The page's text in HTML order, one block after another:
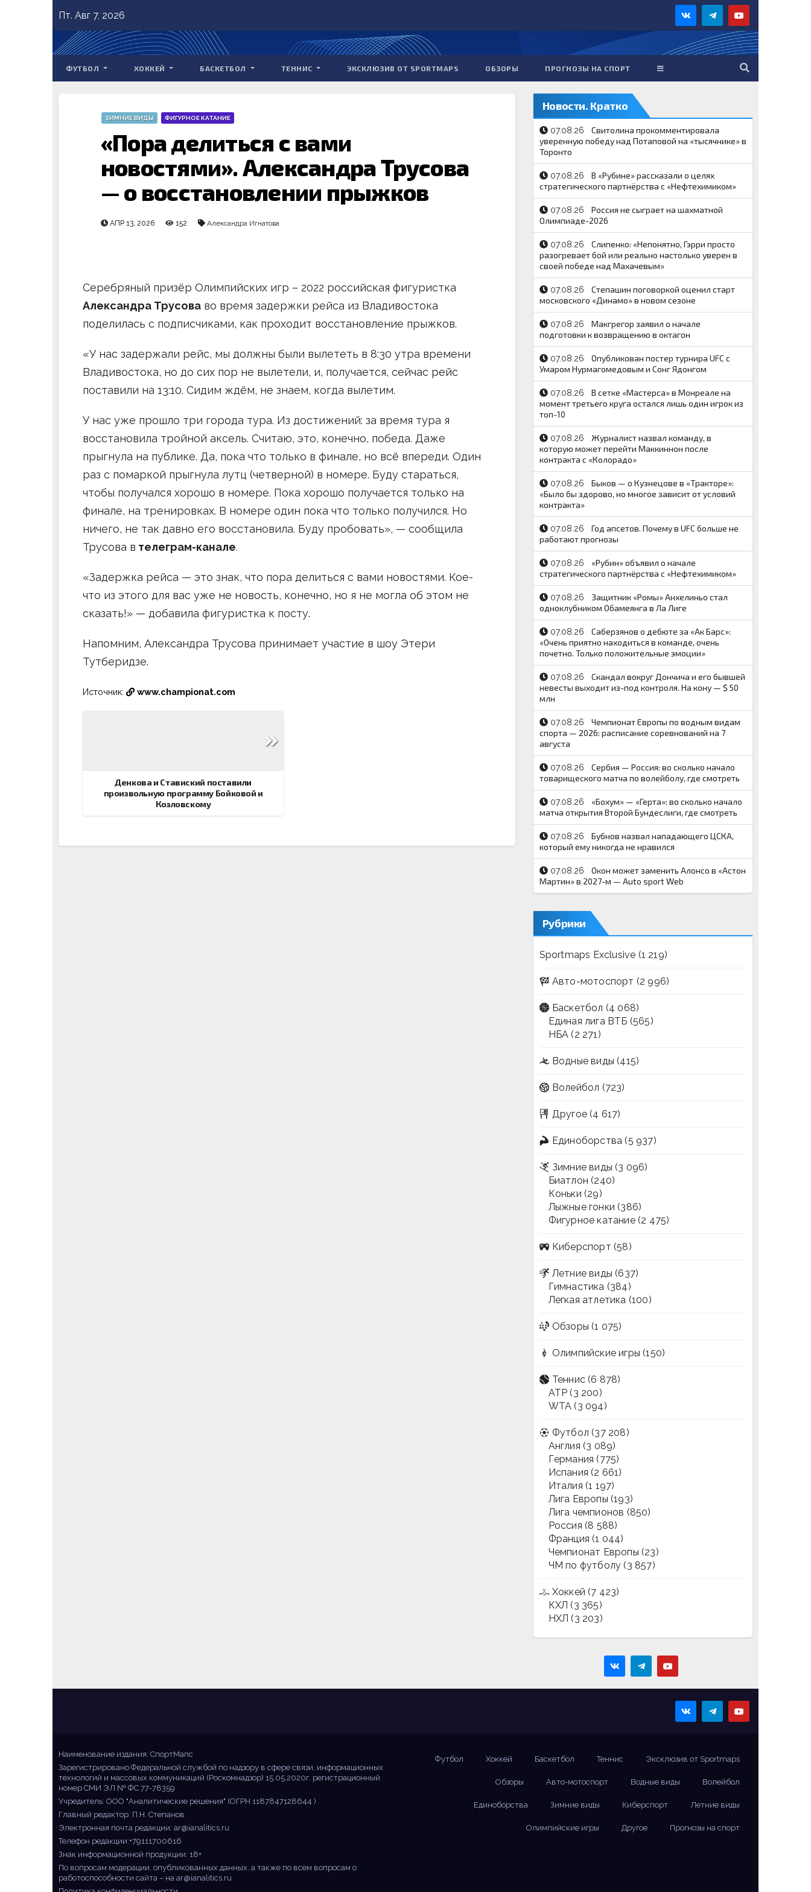
to
content
Пт. Авг 7, 2026
ФУТБОЛ ХОККЕЙ БАСКЕТБОЛ ТЕННИС ЭКСКЛЮЗИВ ОТ SPORTMAPS ОБЗОРЫ ПРОГНОЗЫ НА СПОРТ
ЗИМНИЕ ВИДЫ ФИГУРНОЕ КАТАНИЕ
«Пора делиться с вами
новостями». Александра Трусова
— о восстановлении прыжков
АПР 13, 2026 152 Александра Игнатова
Серебряный призёр Олимпийских игр – 2022 российская фигуристка
Александра Трусова во время задержки рейса из Владивостока
поделилась с подписчиками, как проходит восстановление прыжков.
«У нас задержали рейс, мы должны были вылететь в 8:30 утра времени
Владивостока, но до сих пор не вылетели, и, получается, сейчас рейс
поставили на 13:10. Сидим ждём, не знаем, когда вылетим.
У нас уже прошло три города тура. Из достижений: за время тура я
восстановила тройной аксель. Считаю, это, конечно, победа. Даже
прыгнула на публике. Да, пока что только в финале, но всё впереди. Один
раз с помаркой прыгнула лутц (четверной) в номере. Буду стараться,
чтобы получался хорошо в номере. Пока хорошо получается только на
финале, на тренировках. В номере один пока что только получился. Но
ничего, не так давно его восстановила. Буду пробовать», — сообщила
Трусова в телеграм-канале.
«Задержка рейса — это знак, что пора делиться с вами новостями. Кое-
что из этого для вас уже не новость, конечно, но я не могла об этом не
сказать!» — добавила фигуристка к посту.
Напомним, Александра Трусова принимает участие в шоу Этери
Тутберидзе.
Источник: www.championat.com
Денкова и Ставиский поставили
произвольную программу Бойковой и
Козловскому
Новости. Кратко
07.08.26
Свитолина прокомментировала
уверенную победу над Потаповой на «тысячнике» в
Торонто
07.08.26
В «Рубине» рассказали о целях
стратегического партнёрства с «Нефтехимиком»
07.08.26
Россия не сыграет на шахматной
Олимпиаде-2026
07.08.26
Слипенко: «Непонятно, Гэрри просто
разогревает бой или реально настолько уверен в
своей победе над Махачевым»
07.08.26
Степашин поговоркой оценил старт
московского «Динамо» в новом сезоне
07.08.26
Макгрегор заявил о начале
подготовки к возвращению в октагон
07.08.26
Опубликован постер турнира UFC с
Умаром Нурмагомедовым и Сонг Ядонгом
07.08.26
В сетке «Мастерса» в Монреале на
момент третьего круга остался лишь один игрок из
топ-10
07.08.26
Журналист назвал команду, в
которую может перейти Маккиннон после
контракта с «Колорадо»
07.08.26
Быков — о Кузнецове в «Тракторе»:
«Было бы здорово, но многое зависит от условий
контракта»
07.08.26
Год апсетов. Почему в UFC больше не
работают прогнозы
07.08.26
«Рубин» объявил о начале
стратегического партнёрства с «Нефтехимиком»
07.08.26
Защитник «Ромы» Анхелиньо стал
одноклубником Обамеянга в Ла Лиге
07.08.26
Саберзянов о дебюте за «Ак Барс»:
«Очень приятно находиться в команде, очень
почетно. Только положительные эмоции»
07.08.26
Скандал вокруг Дончича и его бывшей
невесты выходит из-под контроля. На кону — $ 50
млн
07.08.26
Чемпионат Европы по водным видам
спорта — 2026: расписание соревнований на 7
августа
07.08.26
Сербия — Россия: во сколько начало
товарищеского матча по волейболу, где смотреть
07.08.26
«Бохум» — «Герта»: во сколько начало
матча открытия Второй Бундеслиги, где смотреть
07.08.26
Бубнов назвал нападающего ЦСКА,
который ему никогда не нравился
07.08.26
Окон может заменить Алонсо в «Астон
Мартин» в 2027-м — Auto sport Web
Рубрики
Sportmaps Exclusive (1 219)
Авто-мотоспорт (2 996)
Баскетбол (4 068)
Единая лига ВТБ (565)
НБА (2 271)
Водные виды (415)
Волейбол (723)
Другое (4 617)
Единоборства (5 937)
Зимние виды (3 096)
Биатлон (240)
Коньки (29)
Лыжные гонки (386)
Фигурное катание(2 475)
Киберспорт (58)
Летние виды (637)
Гимнастика (384)
Легкая атлетика (100)
Обзоры (1 075)
Олимпийские игры (150)
Теннис (6 878)
ATP (3 200)
WTA (3 094)
Футбол (37 208)
Англия (3 089)
Германия (775)
Испания (2 661)
Италия (1 197)
Лига Европы (193)
Лига чемпионов (850)
Россия (8 588)
Франция (1 044)
Чемпионат Европы (23)
ЧМ по футболу (3 857)
Хоккей (7 423)
КХЛ (3 365)
НХЛ (3 203)
Наименование издания: СпортМапс
Зарегистрировано Федеральной службой по надзору в сфере связи, информационных
технологий и массовых коммуникаций (Роскомнадзор) 15.05.2020г. регистрационный
номер СМИ ЭЛ № ФС 77-78359
Учредитель: ООО "Аналитические решения" (ОГРН 1187847128644 )
Главный редактор: П.Н. Степанов
Электронная почта редакции: ar@ianalitics.ru
Телефон редакции:+79111700616
Знак информационной продукции: 18+
По вопросам модерации, опубликованных данных, а также по всем вопросам о
работоспособности сайта – на ar@ianalitics.ru
Футбол Хоккей Баскетбол Теннис Эксклюзив от Sportmaps
Обзоры Авто-мотоспорт Водные виды Волейбол
Единоборства Зимние виды Киберспорт Летние виды
Олимпийские игры Другое Прогнозы на спорт